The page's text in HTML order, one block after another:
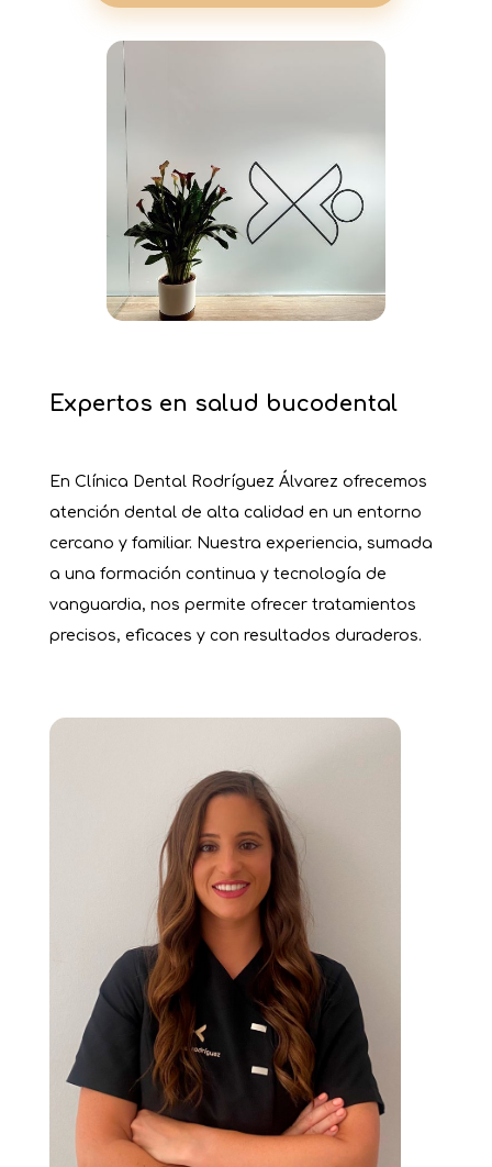
Expertos en salud bucodental
En Clínica Dental Rodríguez Álvarez ofrecemos
atención dental de alta calidad en un entorno
cercano y familiar. Nuestra experiencia, sumada
a una formación continua y tecnología de
vanguardia, nos permite ofrecer tratamientos
precisos, eficaces y con resultados duraderos.